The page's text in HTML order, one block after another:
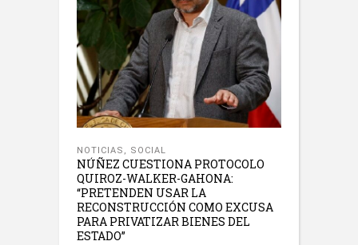
NOTICIAS , SOCIAL
NÚÑEZ CUESTIONA PROTOCOLO
QUIROZ-WALKER-GAHONA:
“PRETENDEN USAR LA
RECONSTRUCCIÓN COMO EXCUSA
PARA PRIVATIZAR BIENES DEL
ESTADO”